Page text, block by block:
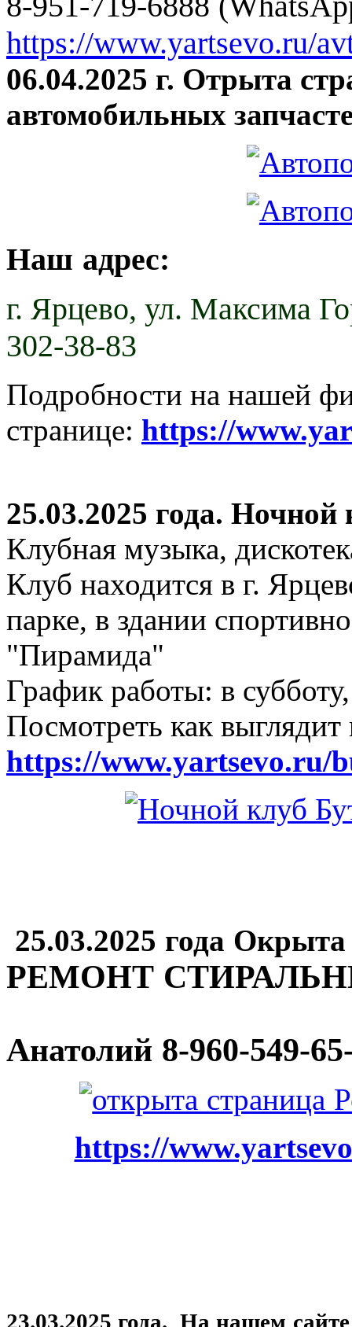
https://www.yartsevo.ru/
06.04.2025 г. Отрыта
автомобильных
Наш адрес:
г. Ярцево, ул. Максима
302-38-83
Подробности на нашей
странице: https://
25.03.2025 года.
Клубная музыка,
Клуб находится в г.
парке, в здании
"Пирамида"
График работы: в
Посмотреть как
https://www.yartsevo.ru/
25.03.2025 года
РЕМОНТ
Анатолий 8-960-549-
https://
23.03.2025 года. На нашем